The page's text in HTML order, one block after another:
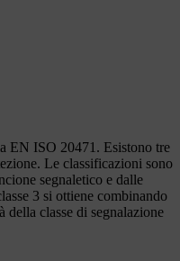
EN ISO 20471. Esistono tre
Le classificazioni sono
segnaletico e dalle
3 si ottiene combinando
della classe di segnalazione